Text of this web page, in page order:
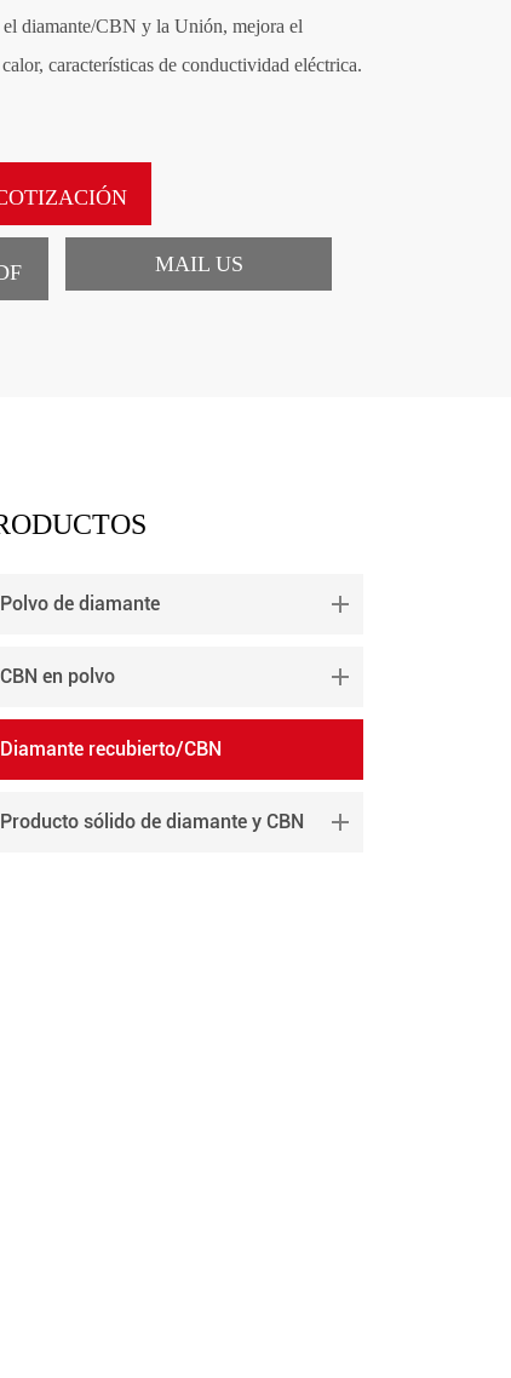
el diamante/CBN y la Unión, mejora el
características de conductividad eléctrica.
MAIL US
Polvo de diamante
CBN en polvo
Diamante recubierto/CBN
Producto sólido de diamante y CBN